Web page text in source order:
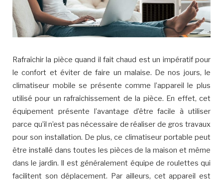
Rafraîchir la pièce quand il fait chaud est un impératif pour
le confort et éviter de faire un malaise. De nos jours, le
climatiseur mobile se présente comme l’appareil le plus
utilisé pour un rafraîchissement de la pièce. En effet, cet
équipement présente l’avantage d’être facile à utiliser
parce qu’il n’est pas nécessaire de réaliser de gros travaux
pour son installation. De plus, ce climatiseur portable peut
être installé dans toutes les pièces de la maison et même
dans le jardin. Il est généralement équipe de roulettes qui
facilitent son déplacement. Par ailleurs, cet appareil est